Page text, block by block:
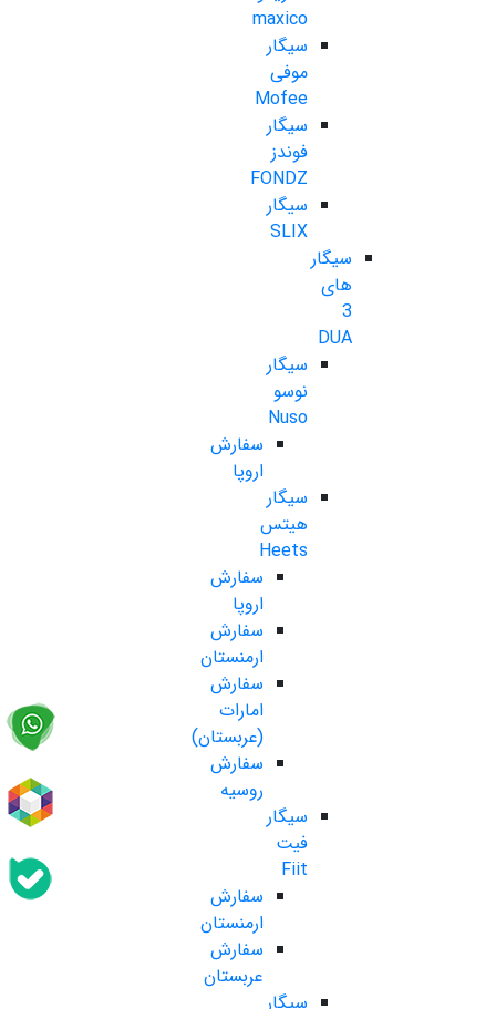
maxico
سیگار
موفی
Mofee
سیگار
فوندز
FONDZ
سیگار
SLIX
سیگار
های
3
DUA
سیگار
نوسو
Nuso
سفارش
اروپا
سیگار
هیتس
Heets
سفارش
اروپا
سفارش
ارمنستان
سفارش
امارات
(عربستان)
سفارش
روسیه
سیگار
فیت
Fiit
سفارش
ارمنستان
سفارش
عربستان
سیگار